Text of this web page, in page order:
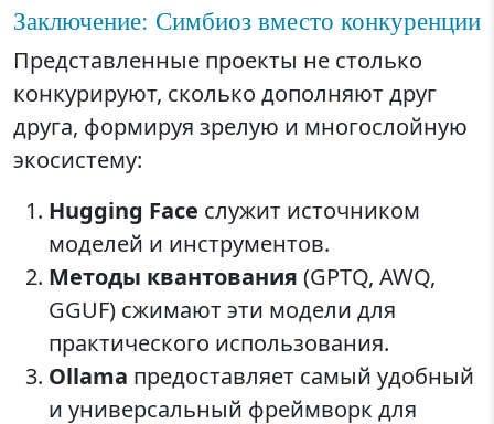
Заключение: Симбиоз вместо конкуренции
Представленные проекты не столько
конкурируют, сколько дополняют друг
друга, формируя зрелую и многослойную
экосистему:
Hugging Face служит источником
моделей и инструментов.
Методы квантования (GPTQ, AWQ,
GGUF) сжимают эти модели для
практического использования.
Ollama предоставляет самый удобный
и универсальный фреймворк для